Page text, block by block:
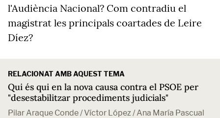
l'Audiència Nacional? Com contradiu el
magistrat les principals coartades de Leire
Díez?
RELACIONAT AMB AQUEST TEMA
Qui és qui en la nova causa contra el PSOE per
"desestabilitzar procediments judicials"
Pilar Araque Conde / Víctor López / Ana María Pascual